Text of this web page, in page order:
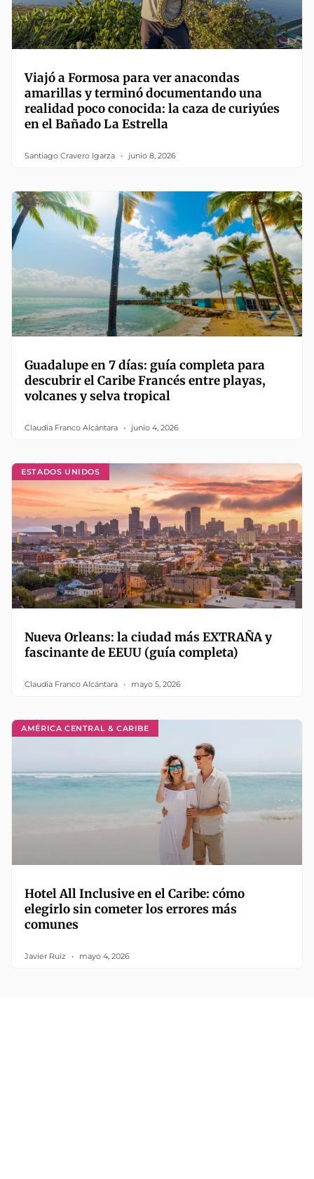
Viajó a Formosa para ver anacondas
amarillas y terminó documentando una
realidad poco conocida: la caza de curiyúes
en el Bañado La Estrella
Santiago Cravero Igarza junio 8, 2026
Guadalupe en 7 días: guía completa para
descubrir el Caribe Francés entre playas,
volcanes y selva tropical
Claudia Franco Alcántara junio 4, 2026
ESTADOS UNIDOS
Nueva Orleans: la ciudad más EXTRAÑA y
fascinante de EEUU (guía completa)
Claudia Franco Alcántara mayo 5, 2026
AMÉRICA CENTRAL & CARIBE
Hotel All Inclusive en el Caribe: cómo
elegirlo sin cometer los errores más
comunes
Javier Ruiz mayo 4, 2026